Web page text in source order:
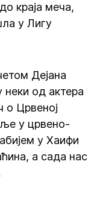
краја меча,
у Лигу
Дејана
од актера
о Црвеној
у црвено-
у Хаифи
а сада нас